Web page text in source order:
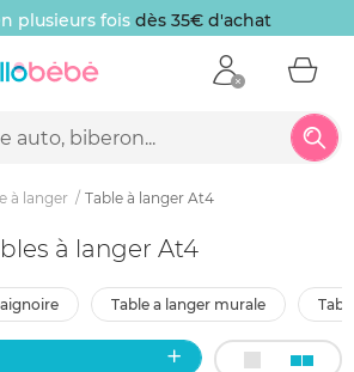
plusieurs fois dès 35€ d'achat
à langer Table à langer At4
à langer At4
table a langer murale